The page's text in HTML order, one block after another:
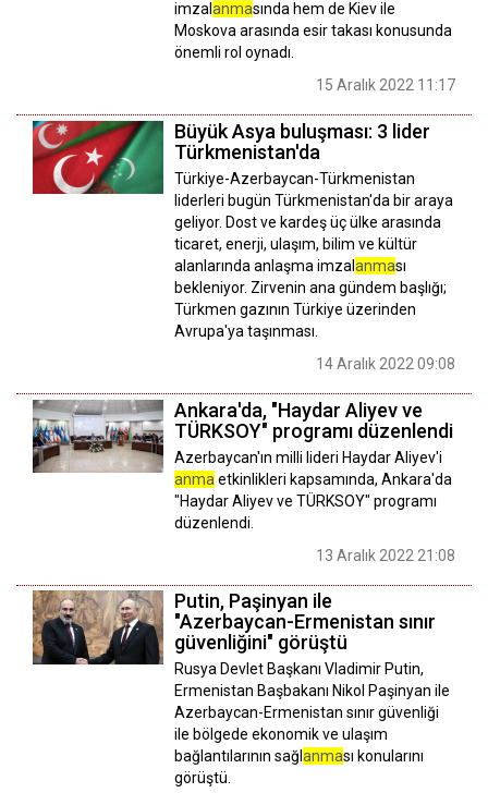
imzal anmasında hem de Kiev ile
Moskova arasında esir takası konusunda
önemli rol oynadı.
15 Aralık 2022 11:17
Büyük Asya buluşması: 3 lider
Türkmenistan'da
Türkiye-Azerbaycan-Türkmenistan
liderleri bugün Türkmenistan'da bir araya
geliyor. Dost ve kardeş üç ülke arasında
ticaret, enerji, ulaşım, bilim ve kültür
alanlarında anlaşma imzal anması
bekleniyor. Zirvenin ana gündem başlığı;
Türkmen gazının Türkiye üzerinden
Avrupa'ya taşınması.
14 Aralık 2022 09:08
Ankara'da, "Haydar Aliyev ve
TÜRKSOY" programı düzenlendi
Azerbaycan'ın milli lideri Haydar Aliyev'i
anma etkinlikleri kapsamında, Ankara'da
"Haydar Aliyev ve TÜRKSOY" programı
düzenlendi.
13 Aralık 2022 21:08
Putin, Paşinyan ile
"Azerbaycan-Ermenistan sınır
güvenliğini" görüştü
Rusya Devlet Başkanı Vladimir Putin,
Ermenistan Başbakanı Nikol Paşinyan ile
Azerbaycan-Ermenistan sınır güvenliği
ile bölgede ekonomik ve ulaşım
bağlantılarının sağl anması konularını
görüştü.